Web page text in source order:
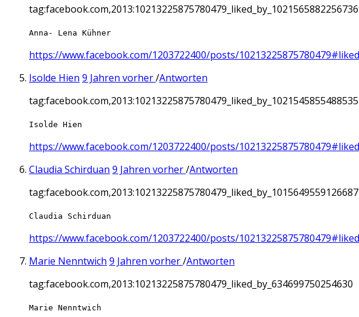
Anna- Lena Kühner
https://www.facebook.com/1203722400/posts/
Isolde Hien 9 Jahren vorher/Antworten
Isolde Hien
https://www.facebook.com/1203722400/posts/
Claudia Schirduan 9 Jahren vorher/Antworten
Claudia Schirduan
https://www.facebook.com/1203722400/posts/
Marie Nenntwich 9 Jahren vorher/Antworten
tag:facebook.com,2013:10213225875780479_liked_by_634699750254630
Marie Nenntwich